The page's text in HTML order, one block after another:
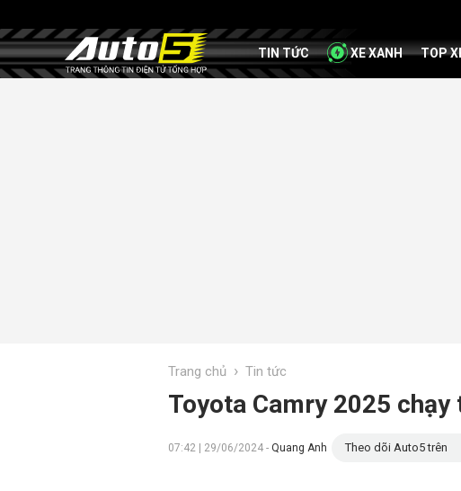
TIN TỨC XE XANH TOP
Trang chủ › Tin tức
Toyota Camry 2025
07:42 | 29/06/2024 - Quang Anh Theo dõi Auto5 trên